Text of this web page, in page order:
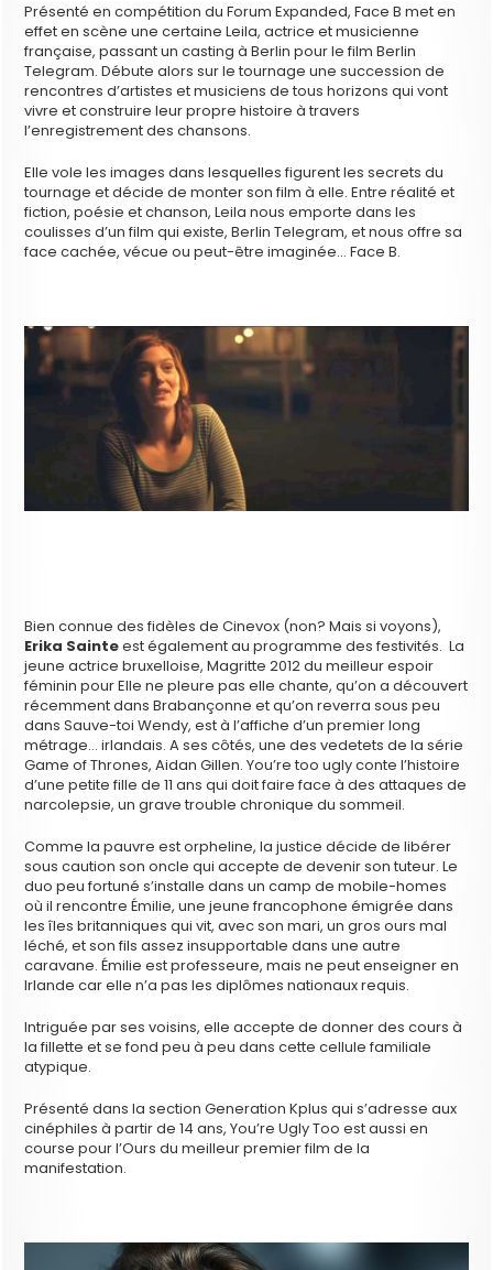
Présenté en compétition du Forum Expanded, Face B met en
effet en scène une certaine Leila, actrice et musicienne
française, passant un casting à Berlin pour le film Berlin
Telegram. Débute alors sur le tournage une succession de
rencontres d’artistes et musiciens de tous horizons qui vont
vivre et construire leur propre histoire à travers
l’enregistrement des chansons.
Elle vole les images dans lesquelles figurent les secrets du
tournage et décide de monter son film à elle. Entre réalité et
fiction, poésie et chanson, Leila nous emporte dans les
coulisses d’un film qui existe, Berlin Telegram, et nous offre sa
face cachée, vécue ou peut-être imaginée… Face B.
Bien connue des fidèles de Cinevox (non? Mais si voyons),
Erika Sainteest également au programme des festivités. La
jeune actrice bruxelloise, Magritte 2012 du meilleur espoir
féminin pour Elle ne pleure pas elle chante, qu’on a découvert
récemment dans Brabançonne et qu’on reverra sous peu
dans Sauve-toi Wendy, est à l’affiche d’un premier long
métrage… irlandais. A ses côtés, une des vedetets de la série
Game of Thrones, Aidan Gillen. You’re too ugly conte l’histoire
d’une petite fille de 11 ans qui doit faire face à des attaques de
narcolepsie, un grave trouble chronique du sommeil.
Comme la pauvre est orpheline, la justice décide de libérer
sous caution son oncle qui accepte de devenir son tuteur. Le
duo peu fortuné s’installe dans un camp de mobile-homes
où il rencontre Émilie, une jeune francophone émigrée dans
les îles britanniques qui vit, avec son mari, un gros ours mal
léché, et son fils assez insupportable dans une autre
caravane. Émilie est professeure, mais ne peut enseigner en
Irlande car elle n’a pas les diplômes nationaux requis.
Intriguée par ses voisins, elle accepte de donner des cours à
la fillette et se fond peu à peu dans cette cellule familiale
atypique.
Présenté dans la section Generation Kplus qui s’adresse aux
cinéphiles à partir de 14 ans, You’re Ugly Too est aussi en
course pour l’Ours du meilleur premier film de la
manifestation.